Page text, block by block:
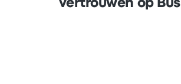
vertrouwen op